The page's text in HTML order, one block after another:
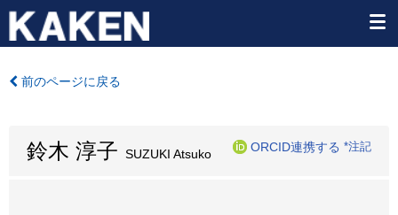
前のページに戻る
鈴木 淳子 SUZUKI Atsuko
ORCID連携する *注記